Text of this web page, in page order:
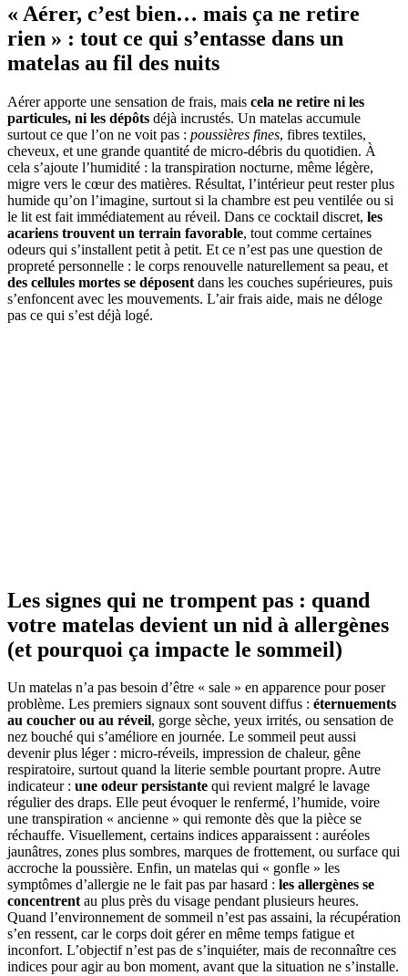
« Aérer, c’est bien… mais ça ne retire
rien » : tout ce qui s’entasse dans un
matelas au fil des nuits
Aérer apporte une sensation de frais, mais cela ne retire ni les
particules, ni les dépôts déjà incrustés. Un matelas accumule
surtout ce que l’on ne voit pas : poussières fines, fibres textiles,
cheveux, et une grande quantité de micro-débris du quotidien. À
cela s’ajoute l’humidité : la transpiration nocturne, même légère,
migre vers le cœur des matières. Résultat, l’intérieur peut rester plus
humide qu’on l’imagine, surtout si la chambre est peu ventilée ou si
le lit est fait immédiatement au réveil. Dans ce cocktail discret, les
acariens trouvent un terrain favorable, tout comme certaines
odeurs qui s’installent petit à petit. Et ce n’est pas une question de
propreté personnelle : le corps renouvelle naturellement sa peau, et
des cellules mortes se déposent dans les couches supérieures, puis
s’enfoncent avec les mouvements. L’air frais aide, mais ne déloge
pas ce qui s’est déjà logé.
Les signes qui ne trompent pas : quand
votre matelas devient un nid à allergènes
(et pourquoi ça impacte le sommeil)
Un matelas n’a pas besoin d’être « sale » en apparence pour poser
problème. Les premiers signaux sont souvent diffus : éternuements
au coucher ou au réveil, gorge sèche, yeux irrités, ou sensation de
nez bouché qui s’améliore en journée. Le sommeil peut aussi
devenir plus léger : micro-réveils, impression de chaleur, gêne
respiratoire, surtout quand la literie semble pourtant propre. Autre
indicateur : une odeur persistante qui revient malgré le lavage
régulier des draps. Elle peut évoquer le renfermé, l’humide, voire
une transpiration « ancienne » qui remonte dès que la pièce se
réchauffe. Visuellement, certains indices apparaissent : auréoles
jaunâtres, zones plus sombres, marques de frottement, ou surface qui
accroche la poussière. Enfin, un matelas qui « gonfle » les
symptômes d’allergie ne le fait pas par hasard : les allergènes se
concentrentau plus près du visage pendant plusieurs heures.
Quand l’environnement de sommeil n’est pas assaini, la récupération
s’en ressent, car le corps doit gérer en même temps fatigue et
inconfort. L’objectif n’est pas de s’inquiéter, mais de reconnaître ces
indices pour agir au bon moment, avant que la situation ne s’installe.